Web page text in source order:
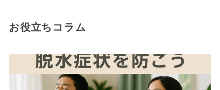
お役立ちコラム